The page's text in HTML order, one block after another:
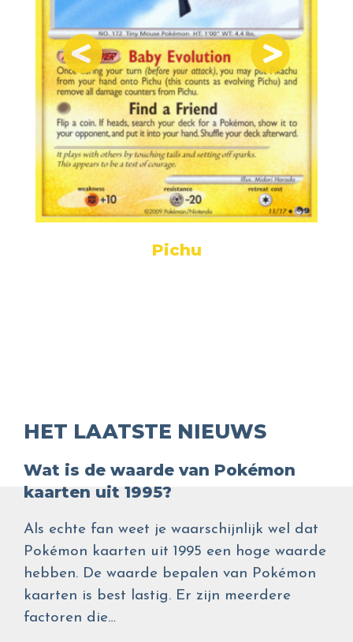
Pichu
HET LAATSTE NIEUWS
Wat is de waarde van Pokémon
kaarten uit 1995?
Als echte fan weet je waarschijnlijk wel dat
Pokémon kaarten uit 1995 een hoge waarde
hebben. De waarde bepalen van Pokémon
kaarten is best lastig. Er zijn meerdere
factoren die…